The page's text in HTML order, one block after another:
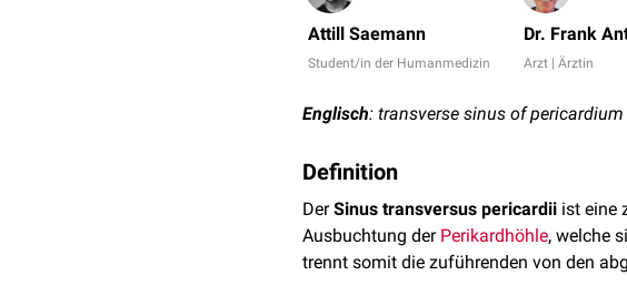
Attill Saemann
Student/in der Humanmedizin
Dr. Frank
Arzt | Ärztin
Englisch: transverse sinus of pericardium
Definition
DerSinus transversus pericardii ist eine
Ausbuchtung der Perikardhöhle, welche
trennt somit die zuführenden von den